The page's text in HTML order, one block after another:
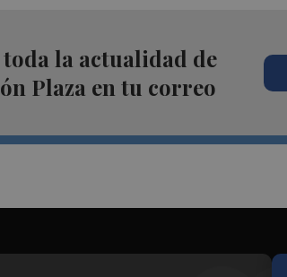
toda la actualidad de
Plaza en tu correo